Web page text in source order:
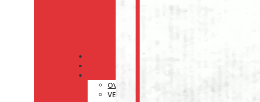
ALLE PRODUCTEN
OVER ONS
VERZENDINGSBELEID